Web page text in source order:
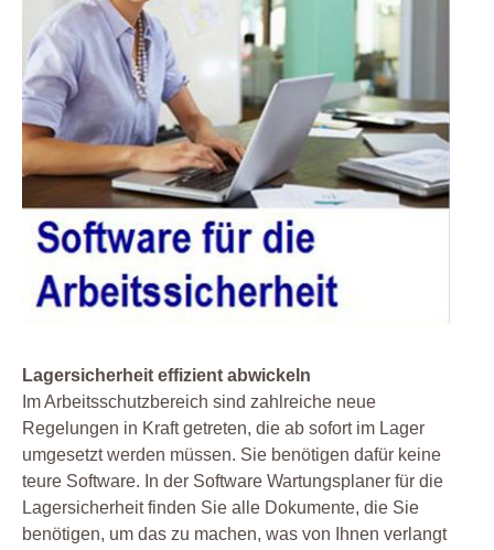
Lagersicherheit effizient abwickeln
Im Arbeitsschutzbereich sind zahlreiche neue
Regelungen in Kraft getreten, die ab sofort im Lager
umgesetzt werden müssen. Sie benötigen dafür keine
teure Software. In der Software Wartungsplaner für die
Lagersicherheit finden Sie alle Dokumente, die Sie
benötigen, um das zu machen, was von Ihnen verlangt